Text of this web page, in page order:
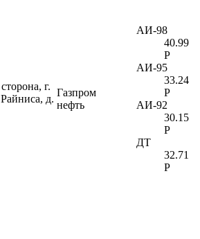
г.
д.
Газпром
нефть
АИ-98
40.99
Р
АИ-95
33.24
Р
АИ-92
30.15
Р
ДТ
32.71
Р